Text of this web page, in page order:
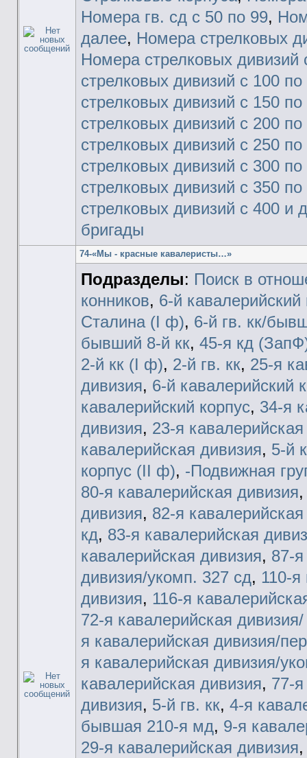
Номера гв. сд с 50 по 99,
далее, Номера стрелковых
Номера стрелковых дивизий
стрелковых дивизий с 100 по
стрелковых дивизий с 150 по
стрелковых дивизий с 200 по
стрелковых дивизий с 250 по
стрелковых дивизий с 300 по
стрелковых дивизий с 350 по
стрелковых дивизий с 400 и
бригады
74-«Мы - красные кавалеристы…»
Подразделы: Поиск в
конников, 6-й
Сталина (I ф), 6-й гв. кк/
бывший 8-й кк, 45-я кд
2-й кк (I ф), 2-й гв. кк, 25-я
дивизия, 6-й кавалерийский
кавалерийский корпус, 34-я
дивизия, 23-я
кавалерийская дивизия, 5-й
корпус (II ф), -Подвижная
80-я кавалерийская дивизия
дивизия, 82-я
кд, 83-я кавалерийская
кавалерийская дивизия, 87-
дивизия/укомп. 327 сд, 110-я
дивизия, 116-я
72-я кавалерийская
я кавалерийская дивизия/
я кавалерийская дивизия/
кавалерийская дивизия, 77-
дивизия, 5-й гв. кк, 4-я
бывшая 210-я мд, 9-я
29-я кавалерийская дивизия